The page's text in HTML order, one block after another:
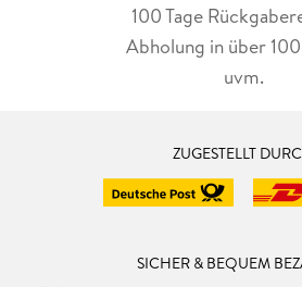
100 Tage
Abholung in über
uvm.
ZUGESTELLT
SICHER & BEQUEM